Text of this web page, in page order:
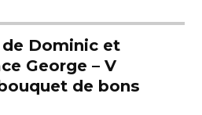
Dominic et
George – V
de bons